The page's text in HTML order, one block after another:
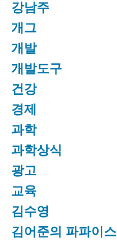
강남주
개그
개발
개발도구
건강
경제
과학
과학상식
광고
교육
김수영
김어준의 파파이스